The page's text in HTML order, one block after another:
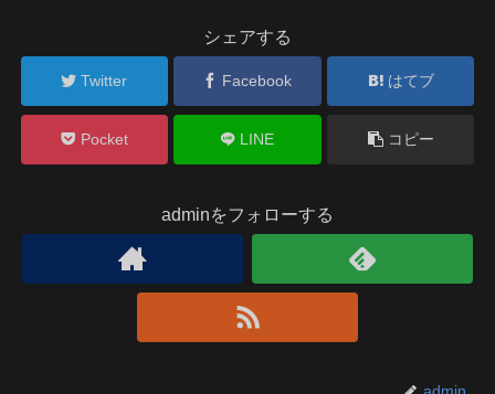
シェアする
Twitter Facebook はてブ
Pocket LINE コピー
adminをフォローする
admin